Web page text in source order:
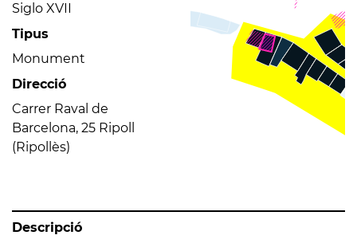
Siglo XVII
Tipus
Monument
Direcció
Carrer Raval de
Barcelona, 25 Ripoll
(Ripollès)
Descripció